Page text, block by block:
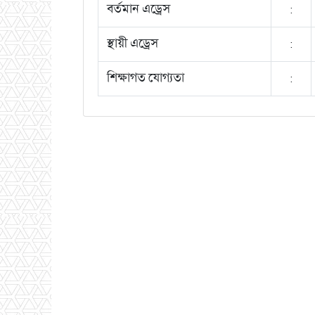
বর্তমান এড্রেস :
স্থায়ী এড্রেস :
শিক্ষাগত যোগ্যতা :